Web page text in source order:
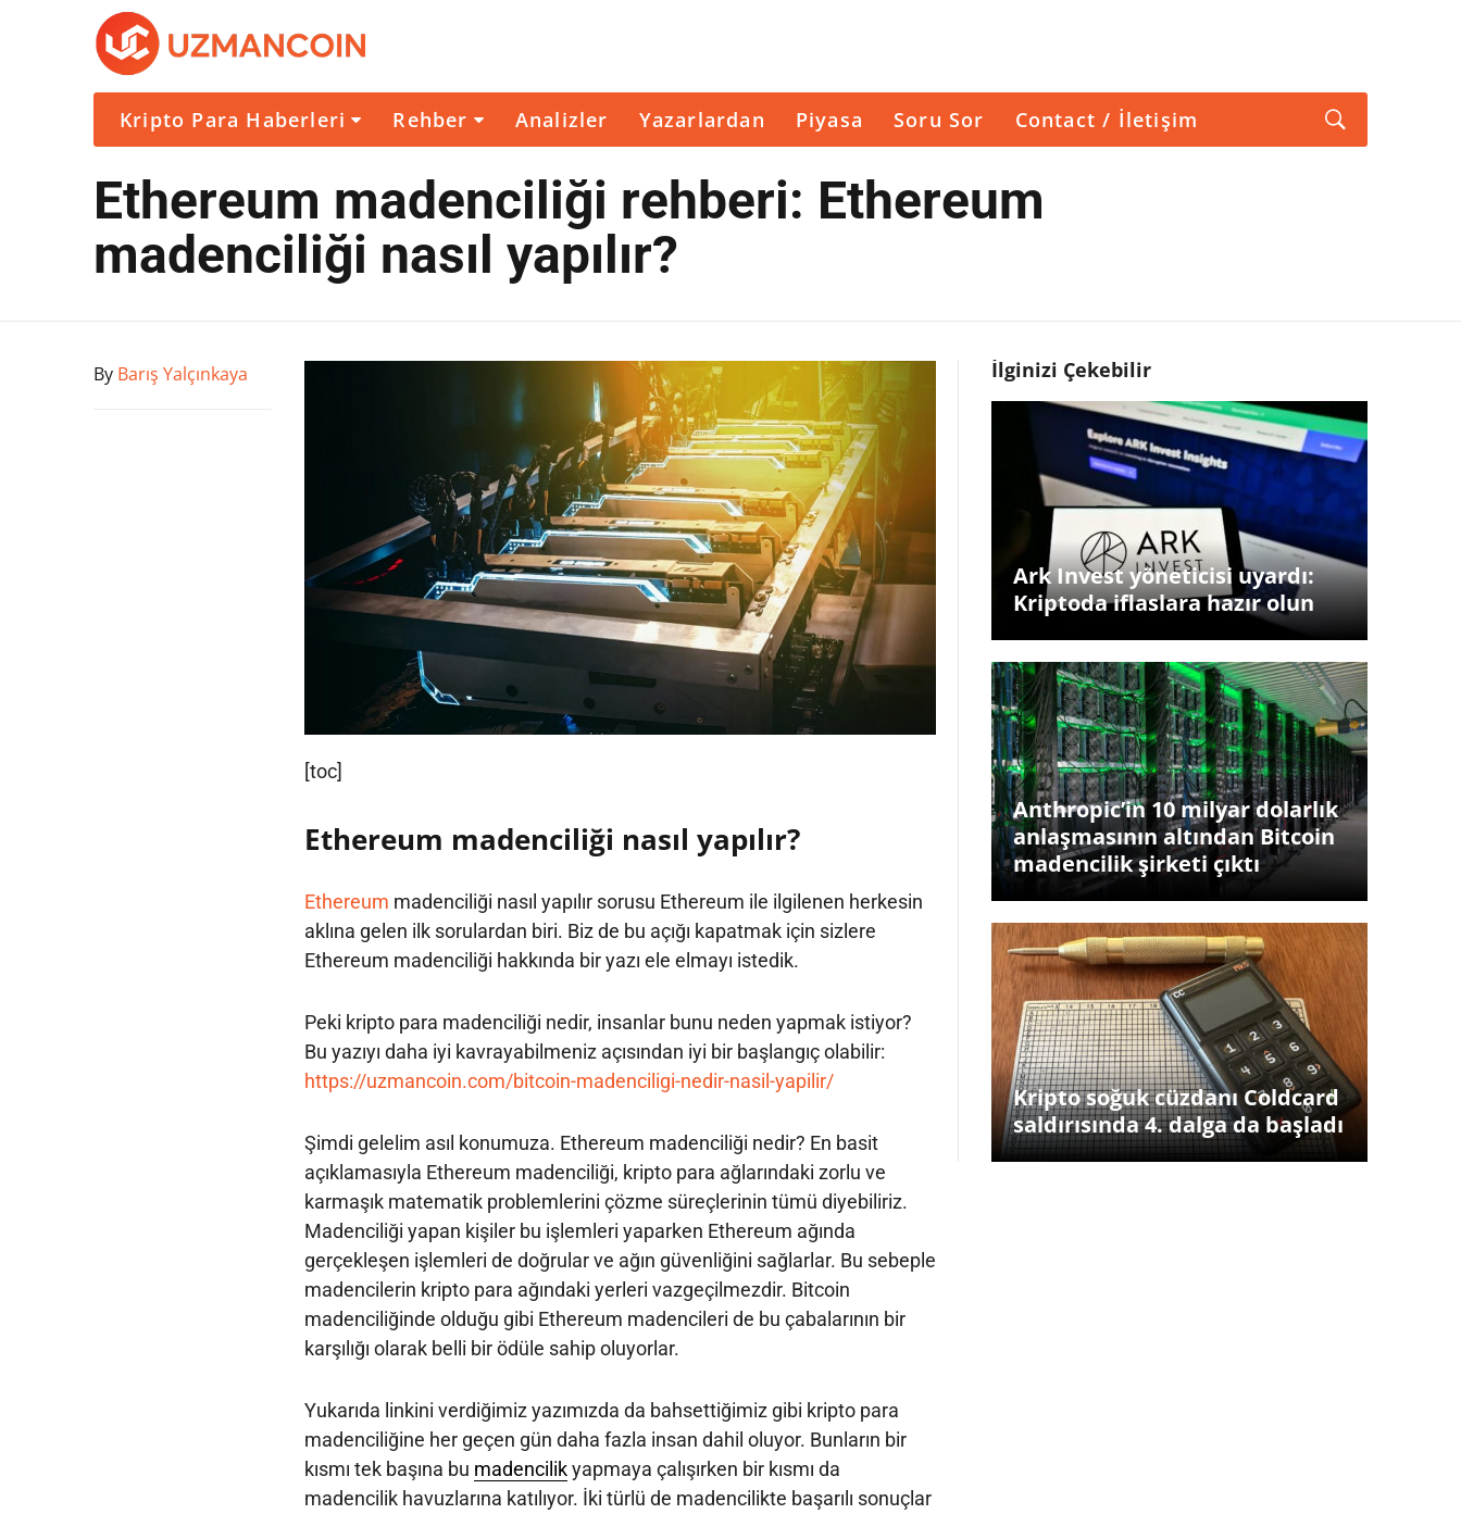
Kripto Para Haberleri Rehber Analizler Yazarlardan Piyasa Soru Sor Contact / İletişim
Ethereum madenciliği rehberi: Ethereum
madenciliği nasıl yapılır?
By Barış Yalçınkaya
[toc]
Ethereum madenciliği nasıl yapılır?
Ethereum madenciliği nasıl yapılır sorusu Ethereum ile ilgilenen herkesin
aklına gelen ilk sorulardan biri. Biz de bu açığı kapatmak için sizlere
Ethereum madenciliği hakkında bir yazı ele elmayı istedik.
Peki kripto para madenciliği nedir, insanlar bunu neden yapmak istiyor?
Bu yazıyı daha iyi kavrayabilmeniz açısından iyi bir başlangıç olabilir:
https://uzmancoin.com/bitcoin-madenciligi-nedir-nasil-yapilir/
Şimdi gelelim asıl konumuza. Ethereum madenciliği nedir? En basit
açıklamasıyla Ethereum madenciliği, kripto para ağlarındaki zorlu ve
karmaşık matematik problemlerini çözme süreçlerinin tümü diyebiliriz.
Madenciliği yapan kişiler bu işlemleri yaparken Ethereum ağında
gerçekleşen işlemleri de doğrular ve ağın güvenliğini sağlarlar. Bu sebeple
madencilerin kripto para ağındaki yerleri vazgeçilmezdir. Bitcoin
madenciliğinde olduğu gibi Ethereum madencileri de bu çabalarının bir
karşılığı olarak belli bir ödüle sahip oluyorlar.
Yukarıda linkini verdiğimiz yazımızda da bahsettiğimiz gibi kripto para
madenciliğine her geçen gün daha fazla insan dahil oluyor. Bunların bir
kısmı tek başına bu madencilikyapmaya çalışırken bir kısmı da
madencilik havuzlarına katılıyor. İki türlü de madencilikte başarılı sonuçlar
İlginizi Çekebilir
Ark Invest yöneticisi uyardı:
Kriptoda iflaslara hazır olun
Anthropic’in 10 milyar dolarlık
anlaşmasının altından Bitcoin
madencilik şirketi çıktı
Kripto soğuk cüzdanı Coldcard
saldırısında 4. dalga da başladı